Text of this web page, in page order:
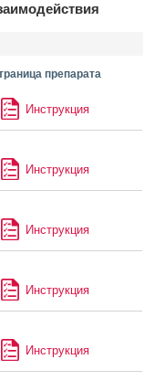
препарата
Инструкция
Инструкция
Инструкция
Инструкция
Инструкция